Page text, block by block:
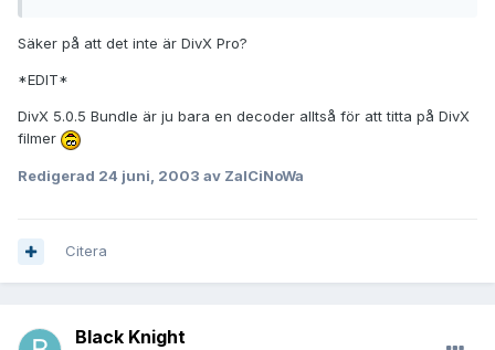
Säker på att det inte är DivX Pro?
*EDIT*
DivX 5.0.5 Bundle är ju bara en decoder alltså för att titta på DivX
filmer
Redigerad 24 juni, 2003 av ZalCiNoWa
Citera
Black Knight